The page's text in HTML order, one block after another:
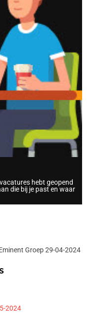
hebt geopend
die bij je past en waar
Groep 29-04-2024
2024